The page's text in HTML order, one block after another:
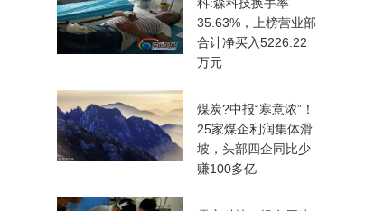
35.63%，上榜营业部
合计净买入5226.22
万元
煤炭?中报“寒意浓”！
25家煤企利润集体滑
坡，头部四企同比少
赚100多亿